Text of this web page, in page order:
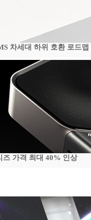
차세대 하위 호환 로드맵
즈 가격 최대 40% 인상